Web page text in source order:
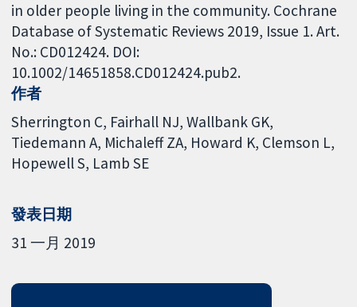
in older people living in the community. Cochrane
Database of Systematic Reviews 2019, Issue 1. Art.
No.: CD012424. DOI:
10.1002/14651858.CD012424.pub2.
作者
Sherrington C Fairhall NJ Wallbank GK
Tiedemann A Michaleff ZA Howard K Clemson L
Hopewell S Lamb SE
發表日期
31 一月 2019